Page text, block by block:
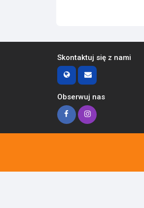
Skontaktuj się z nami
Obserwuj nas